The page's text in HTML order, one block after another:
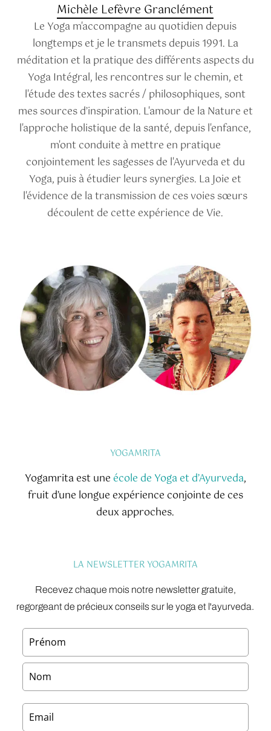
Michèle Lefèvre Granclément
Le Yoga m'accompagne au quotidien depuis
longtemps et je le transmets depuis 1991. La
méditation et la pratique des différents aspects du
Yoga Intégral, les rencontres sur le chemin, et
l'étude des textes sacrés / philosophiques, sont
mes sources d’inspiration. L'amour de la Nature et
l'approche holistique de la santé, depuis l'enfance,
m'ont conduite à mettre en pratique
conjointement les sagesses de l'Ayurveda et du
Yoga, puis à étudier leurs synergies. La Joie et
l'évidence de la transmission de ces voies sœurs
découlent de cette expérience de Vie.
YOGAMRITA
Yogamrita est une école de Yoga et d’Ayurveda,
fruit d’une longue expérience conjointe de ces
deux approches.
LA NEWSLETTER YOGAMRITA
Recevez chaque mois notre newsletter gratuite,
regorgeant de précieux conseils sur le yoga et l'ayurveda.